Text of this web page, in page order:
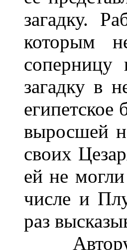
загадку.
которым
соперницу
загадку в
египетское
выросшей
своих
ей не
числе и
раз
Автору